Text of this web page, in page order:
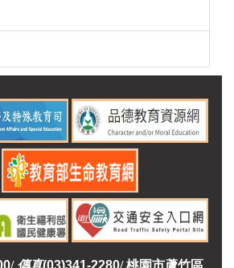
/ 傳真(03)341-2280/ 桃園市蘆竹區